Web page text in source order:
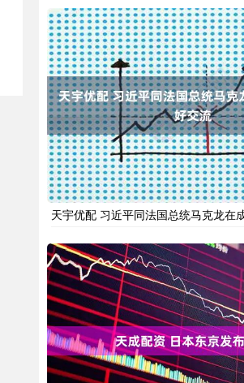
天宇优配 习近平同法国总统马克龙在